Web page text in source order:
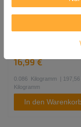
Gewürzter Nori
16,99 €
0.086 Kilogramm
|
Kilogramm
In den Warenkorb